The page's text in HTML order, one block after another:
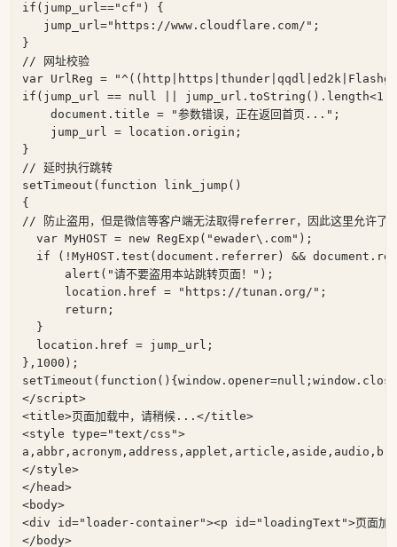
if (jump_url=="cf" ) {
   jump_url=
"https://www.cloudflare.com/" ;
// 网址校验
var UrlReg =
if (jump_url == null || jump_url.toString().length<1
document .title = "参数错误，正在返回首页..." ;
    jump_url = location.origin;
// 延时执行跳转
setTimeout( function link_jump
// 防止盗用，但是微信等客户端无法取得referrer，因此这里允许
var MyHOST = new RegExp ( "ewader\.com" );
if (!MyHOST.test( document .referrer) && document
      alert(
"请不要盗用本站跳转页面！" );
      location.href =
"https://tunan.org/" ;
return ;
  }
  location.href = jump_url;
}, 1000 );
setTimeout( function () { window .opener=null ; window
</script>
<title>页面加载中，请稍候... </title>
<style type="text/css">
</style>
</ head>
<body>
<div id="loader-container"><p id="loadingText">页面
</ body>